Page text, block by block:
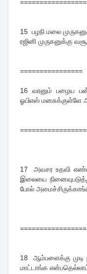
15 பழநி மலை
ரஜினி முருகனுக்கு
================
16வரனும் பழைய
ஓபிஎஸ் மனசுக்குள்ளே
17அவசர உதவி
இலையை
போல்
=================
18ஆம்பளைக்கு
மாட்டாங்க